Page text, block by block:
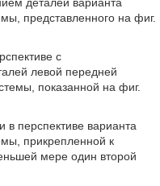
представленного на фиг.
с
левой передней
показанной на фиг.
в перспективе варианта
прикрепленной к
мере один второй